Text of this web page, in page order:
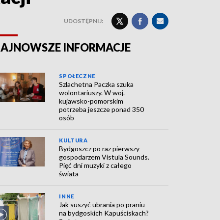
UDOSTĘPNIJ:
INFORMACJE
SPOŁECZNE
Szlachetna Paczka szuka
wolontariuszy. W woj.
kujawsko-pomorskim
potrzeba jeszcze ponad 350
osób
KULTURA
Bydgoszcz po raz pierwszy
gospodarzem Vistula Sounds.
Pięć dni muzyki z całego
świata
INNE
Jak suszyć ubrania po praniu
na bydgoskich Kapuściskach?